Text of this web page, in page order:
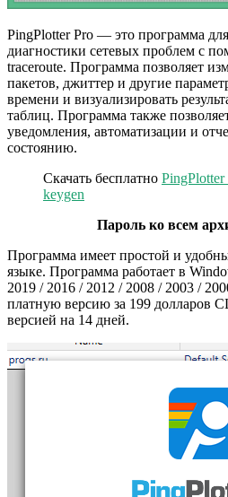
PingPlotter Pro — это программа
диагностики сетевых проблем с
traceroute. Программа позволяет
пакетов, джиттер и другие
времени и визуализировать
таблиц. Программа также
уведомления, автоматизации и
состоянию.
Скачать бесплатно
keygen
Пароль ко всем
Программа имеет простой и
языке. Программа работает в
2019 / 2016 / 2012 / 2008 / 2003 /
платную версию за 199 долларов
версией на 14 дней.